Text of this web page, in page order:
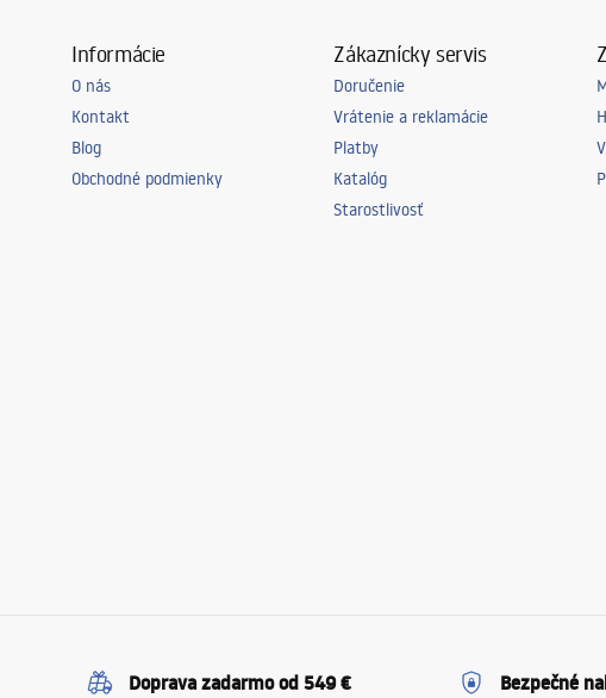
Informácie
O nás
Kontakt
Blog
Obchodné podmienky
Zákaznícky servis
Doručenie
Vrátenie a reklamácie
Platby
Katalóg
Starostlivosť
Doprava zadarmo od 549 € Bezpečné